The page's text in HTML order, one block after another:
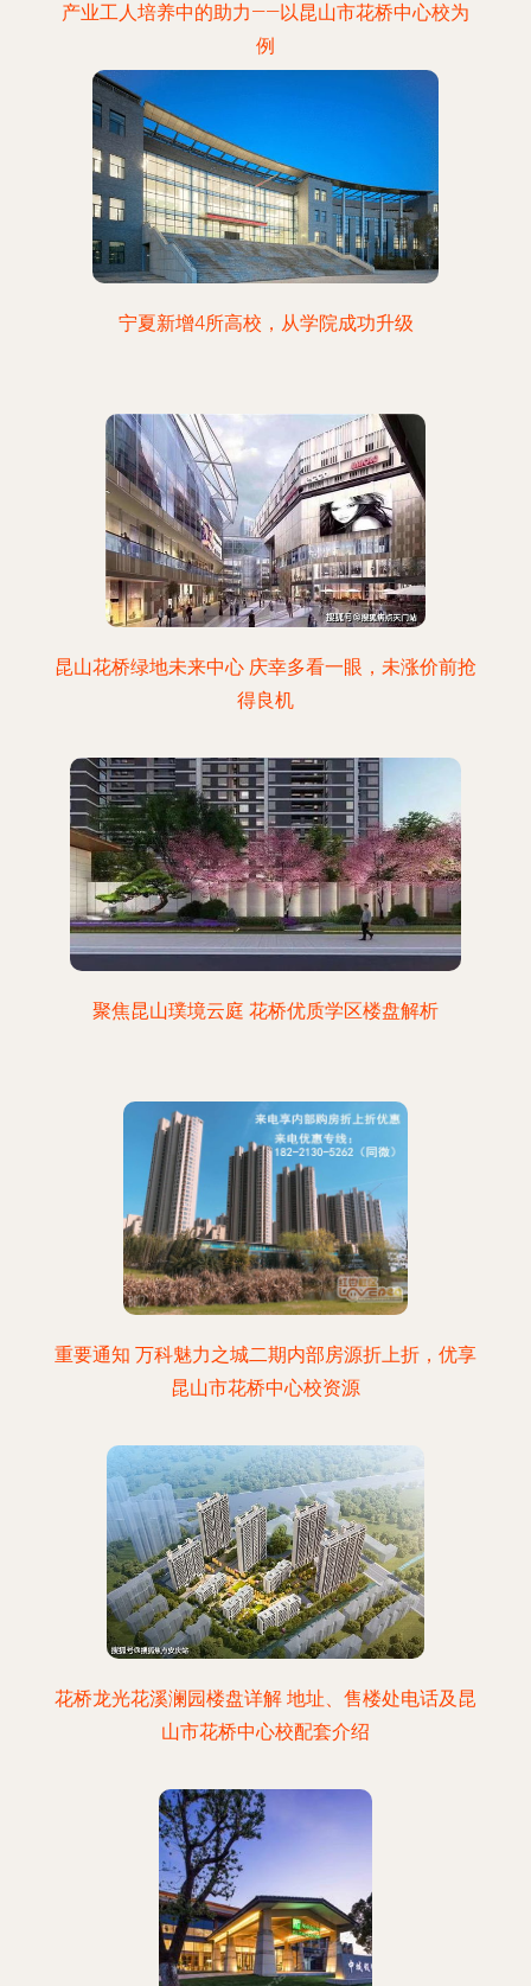
产业工人培养中的助力——以昆山市花桥中心校为
例
宁夏新增4所高校，从学院成功升级
昆山花桥绿地未来中心 庆幸多看一眼，未涨价前抢
得良机
聚焦昆山璞境云庭 花桥优质学区楼盘解析
重要通知 万科魅力之城二期内部房源折上折，优享
昆山市花桥中心校资源
花桥龙光花溪澜园楼盘详解 地址、售楼处电话及昆
山市花桥中心校配套介绍